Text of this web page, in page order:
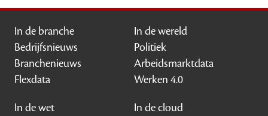
In de branche
Bedrijfsnieuws
Branchenieuws
Flexdata
In de wereld
Politiek
Arbeidsmarktdata
Werken 4.0
In de wet
In de cloud